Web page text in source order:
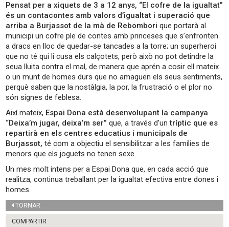
Pensat per a xiquets de 3 a 12 anys, “El cofre de la igualtat”
és un contacontes amb valors d’igualtat i superació que
arriba a Burjassot de la mà de Rebombori que portarà al
municipi un cofre ple de contes amb princeses que s’enfronten
a dracs en lloc de quedar-se tancades a la torre; un superheroi
que no té qui li cusa els calçotets, però això no pot detindre la
seua lluita contra el mal, de manera que aprén a cosir ell mateix
o un munt de homes durs que no amaguen els seus sentiments,
perquè saben que la nostàlgia, la por, la frustració o el plor no
són signes de feblesa.
Així mateix, Espai Dona està desenvolupant la campanya
“Deixa’m jugar, deixa’m ser” que, a través d’untríptic que es
repartirà en els centres educatius i municipals de
Burjassot, té com a objectiu el sensibilitzar a les famílies de
menors que els joguets no tenen sexe.
Un mes molt intens per a Espai Dona que, en cada acció que
realitza, continua treballant per la igualtat efectiva entre dones i
homes.
TORNAR
COMPARTIR